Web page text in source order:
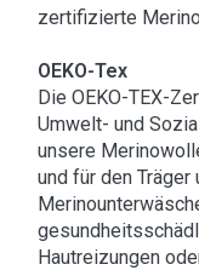
zertifizierte
OEKO-Tex
Die OEKO-TEX-
Umwelt- und
unsere
und für den
Hautreizungen